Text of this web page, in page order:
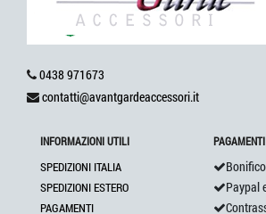
0438 971673
contatti@avantgardeaccessori.it
INFORMAZIONI UTILI
SPEDIZIONI ITALIA
SPEDIZIONI ESTERO
PAGAMENTI
Bonifico
Paypal